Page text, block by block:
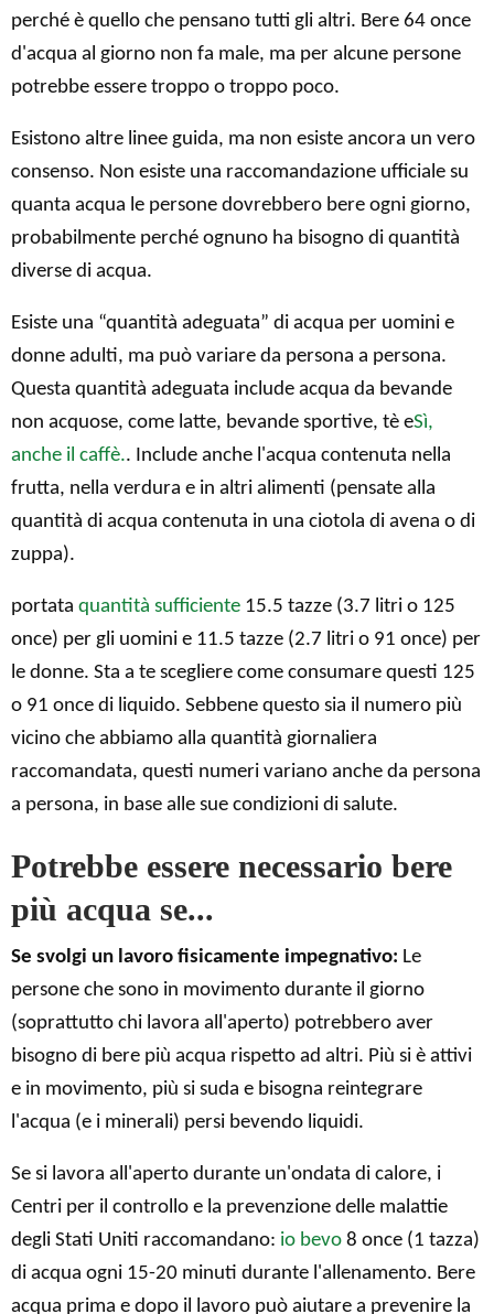
perché è quello che pensano tutti gli altri. Bere 64 once
d'acqua al giorno non fa male, ma per alcune persone
potrebbe essere troppo o troppo poco.
Esistono altre linee guida, ma non esiste ancora un vero
consenso. Non esiste una raccomandazione ufficiale su
quanta acqua le persone dovrebbero bere ogni giorno,
probabilmente perché ognuno ha bisogno di quantità
diverse di acqua.
Esiste una “quantità adeguata” di acqua per uomini e
donne adulti, ma può variare da persona a persona.
Questa quantità adeguata include acqua da bevande
non acquose, come latte, bevande sportive, tè eSì,
anche il caffè.. Include anche l'acqua contenuta nella
frutta, nella verdura e in altri alimenti (pensate alla
quantità di acqua contenuta in una ciotola di avena o di
zuppa).
portata quantità sufficiente 15.5 tazze (3.7 litri o 125
once) per gli uomini e 11.5 tazze (2.7 litri o 91 once) per
le donne. Sta a te scegliere come consumare questi 125
o 91 once di liquido. Sebbene questo sia il numero più
vicino che abbiamo alla quantità giornaliera
raccomandata, questi numeri variano anche da persona
a persona, in base alle sue condizioni di salute.
Potrebbe essere necessario bere
più acqua se...
Se svolgi un lavoro fisicamente impegnativo: Le
persone che sono in movimento durante il giorno
(soprattutto chi lavora all'aperto) potrebbero aver
bisogno di bere più acqua rispetto ad altri. Più si è attivi
e in movimento, più si suda e bisogna reintegrare
l'acqua (e i minerali) persi bevendo liquidi.
Se si lavora all'aperto durante un'ondata di calore, i
Centri per il controllo e la prevenzione delle malattie
degli Stati Uniti raccomandano: io bevo 8 once (1 tazza)
di acqua ogni 15-20 minuti durante l'allenamento. Bere
acqua prima e dopo il lavoro può aiutare a prevenire la